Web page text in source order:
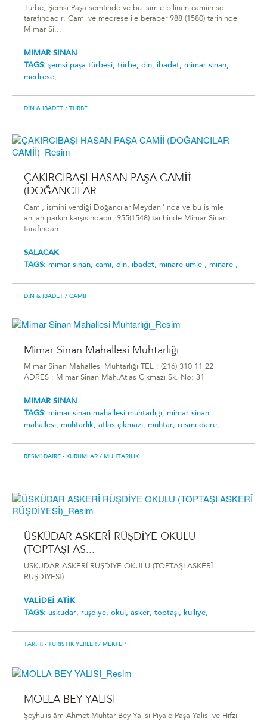
Türbe, Şemsi Paşa semtinde ve bu isimle bilinen camiin sol
tarafındadır. Cami ve medrese ile beraber 988 (1580) tarihinde
Mimar Si...
MIMAR SINAN
TAGS: şemsi̇ paşa türbesi̇, türbe, din, ibadet, mimar sinan,
medrese,
DIN & İBADET / TÜRBE
ÇAKIRCIBAŞI HASAN PAŞA CAMİİ
(DOĞANCILAR...
Cami, ismini verdiği Doğancılar Meydanı' nda ve bu isimle
anılan parkın karşısındadır. 955(1548) tarihinde Mimar Sinan
tarafından ...
SALACAK
TAGS: mimar sinan, cami, din, ibadet, minare ümle , minare ,
DIN & İBADET / CAMII
Mimar Sinan Mahallesi Muhtarlığı
Mimar Sinan Mahallesi Muhtarlığı TEL : (216) 310 11 22
ADRES : Mimar Sinan Mah.Atlas Çıkmazı Sk. No: 31
MIMAR SINAN
TAGS: mimar sinan mahallesi muhtarlığı, mimar sinan
mahallesi, muhtarlık, atlas çıkmazı, muhtar, resmi daire,
RESMI DAIRE - KURUMLAR / MUHTARILIK
ÜSKÜDAR ASKERÎ RÜŞDİYE OKULU
(TOPTAŞI AS...
ÜSKÜDAR ASKERÎ RÜŞDİYE OKULU (TOPTAŞI ASKERÎ
RÜŞDİYESİ)
VALİDEİ ATİK
TAGS: üsküdar, rüşdiye, okul, asker, toptaşı, külliye,
TARIHI - TURISTIK YERLER / MEKTEP
MOLLA BEY YALISI
Şeyhülislâm Ahmet Muhtar Bey Yalısı-Piyale Paşa Yalısı ve Hıfzı